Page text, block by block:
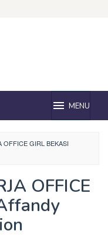
MENU
OFFICE GIRL BEKASI
OFFICE